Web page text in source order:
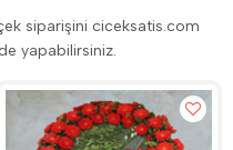
siparişini ciceksatis.com
yapabilirsiniz.